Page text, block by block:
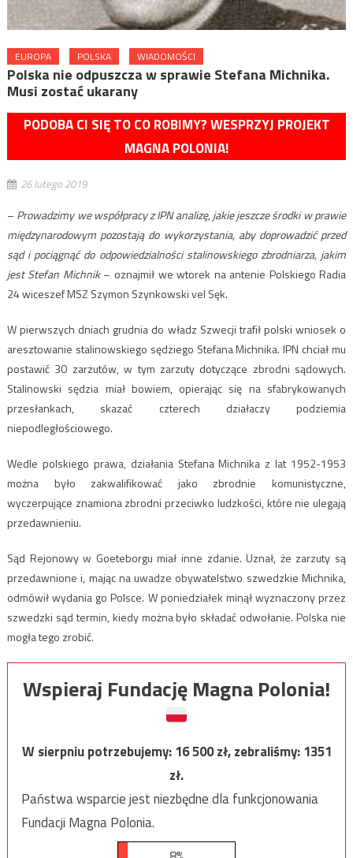
EUROPA POLSKA WIADOMOŚCI
Polska nie odpuszcza w sprawie Stefana Michnika.
Musi zostać ukarany
PODOBA CI SIĘ TO CO ROBIMY? WESPRZYJ PROJEKT
MAGNA POLONIA!
26 lutego 2019
– Prowadzimy we współpracy z IPN analizę, jakie jeszcze środki w prawie
międzynarodowym pozostają do wykorzystania, aby doprowadzić przed
sąd i pociągnąć do odpowiedzialności stalinowskiego zbrodniarza, jakim
jest Stefan Michnik– oznajmił we wtorek na antenie Polskiego Radia
24 wiceszef MSZ Szymon Szynkowski vel Sęk.
W pierwszych dniach grudnia do władz Szwecji trafił polski wniosek o
aresztowanie stalinowskiego sędziego Stefana Michnika. IPN chciał mu
postawić 30 zarzutów, w tym zarzuty dotyczące zbrodni sądowych.
Stalinowski sędzia miał bowiem, opierając się na sfabrykowanych
przesłankach, skazać czterech działaczy podziemia
niepodległościowego.
Wedle polskiego prawa, działania Stefana Michnika z lat 1952-1953
można było zakwalifikować jako zbrodnie komunistyczne,
wyczerpujące znamiona zbrodni przeciwko ludzkości, które nie ulegają
przedawnieniu.
Sąd Rejonowy w Goeteborgu miał inne zdanie. Uznał, że zarzuty są
przedawnione i, mając na uwadze obywatelstwo szwedzkie Michnika,
odmówił wydania go Polsce. W poniedziałek minął wyznaczony przez
szwedzki sąd termin, kiedy można było składać odwołanie. Polska nie
mogła tego zrobić.
Wspieraj Fundację Magna Polonia!
W sierpniu potrzebujemy:16 500zł, zebraliśmy:1351
zł.
Państwa wsparcie jest niezbędne dla funkcjonowania
Fundacji Magna Polonia.